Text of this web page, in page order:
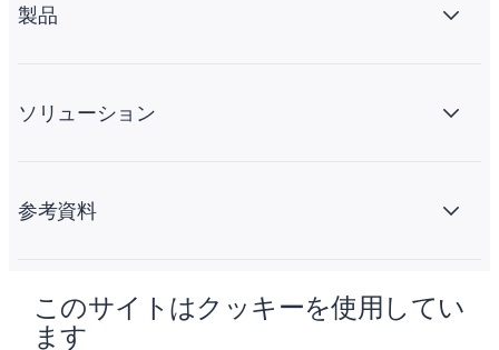
このサイトはクッキーを使用してい
ます
製品
ソリューション
参考資料
会社情報